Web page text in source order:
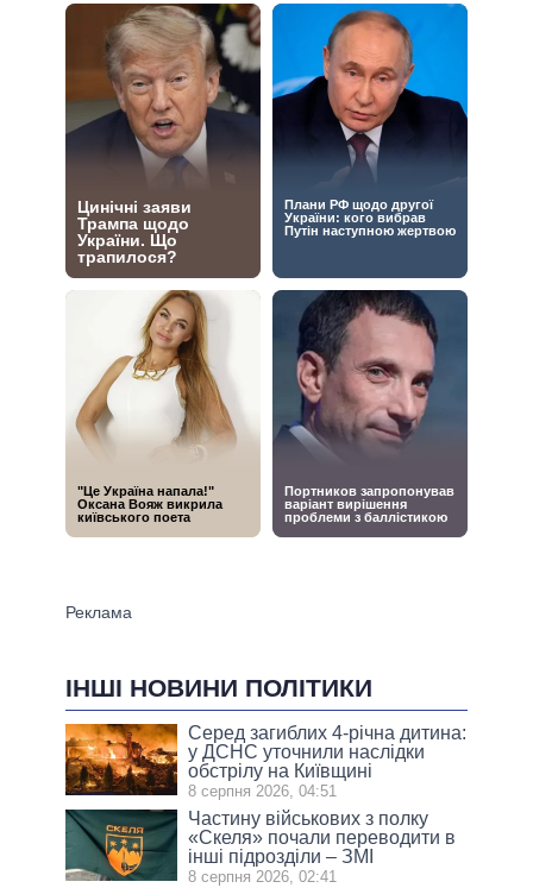
ІНШІ НОВИНИ ПОЛІТИКИ
Серед загиблих 4-річна дитина:
у ДСНС уточнили наслідки
обстрілу на Київщині
8 серпня 2026, 04:51
Частину військових з полку
«Скеля» почали переводити в
інші підрозділи – ЗМІ
8 серпня 2026, 02:41